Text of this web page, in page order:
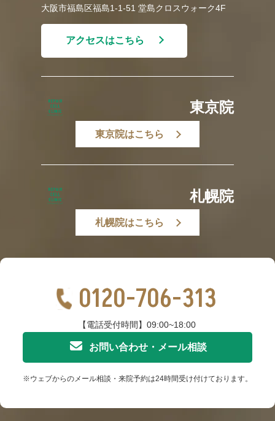
大阪市福島区福島1-1-51 堂島クロスウォーク4F
アクセスはこちら
東京院
東京院はこちら
札幌院
札幌院はこちら
0120-706-313
【電話受付時間】09:00~18:00
お問い合わせ・メール相談
※ウェブからのメール相談・来院予約は24時間受け付けております。